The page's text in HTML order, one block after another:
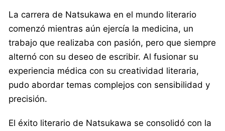
La carrera de Natsukawa en el mundo literario
comenzó mientras aún ejercía la medicina, un
trabajo que realizaba con pasión, pero que siempre
alternó con su deseo de escribir. Al fusionar su
experiencia médica con su creatividad literaria,
pudo abordar temas complejos con sensibilidad y
precisión.
El éxito literario de Natsukawa se consolidó con la